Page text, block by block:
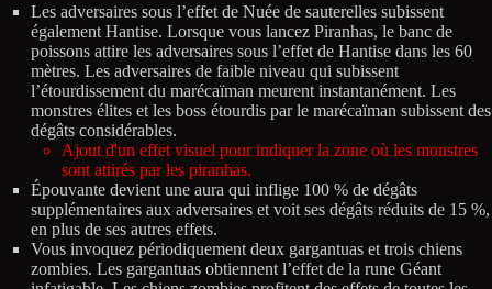
Les adversaires sous l’effet de Nuée de sauterelles subissent
également Hantise. Lorsque vous lancez Piranhas, le banc de
poissons attire les adversaires sous l’effet de Hantise dans les 60
mètres. Les adversaires de faible niveau qui subissent
l’étourdissement du marécaïman meurent instantanément. Les
monstres élites et les boss étourdis par le marécaïman subissent des
dégâts considérables.
Ajout d'un effet visuel pour indiquer la zone où les monstres
sont attirés par les piranhas.
Épouvante devient une aura qui inflige 100 % de dégâts
supplémentaires aux adversaires et voit ses dégâts réduits de 15 %,
en plus de ses autres effets.
Vous invoquez périodiquement deux gargantuas et trois chiens
zombies. Les gargantuas obtiennent l’effet de la rune Géant